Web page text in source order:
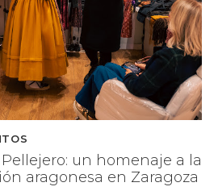
un homenaje a la
aragonesa en Zaragoza